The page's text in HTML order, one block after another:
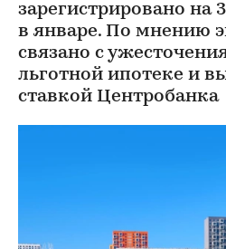
зарегистрировано на
в январе. По мнению
связано с
льготной ипотеке и
ставкой Центробанка